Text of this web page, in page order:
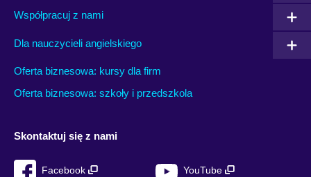
Współpracuj z nami
Dla nauczycieli angielskiego
Oferta biznesowa: kursy dla firm
Oferta biznesowa: szkoły i przedszkola
Skontaktuj się z nami
Facebook YouTube